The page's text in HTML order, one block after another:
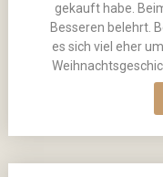
gekauft habe.
Besseren belehrt.
es sich viel eher